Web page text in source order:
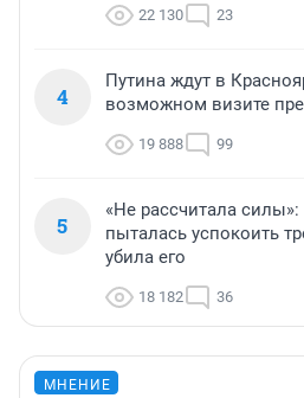
22 130 23
4
Путина ждут в
возможном визите
19 888 99
5
«Не рассчитала силы»:
пыталась успокоить
убила его
18 182 36
МНЕНИЕ